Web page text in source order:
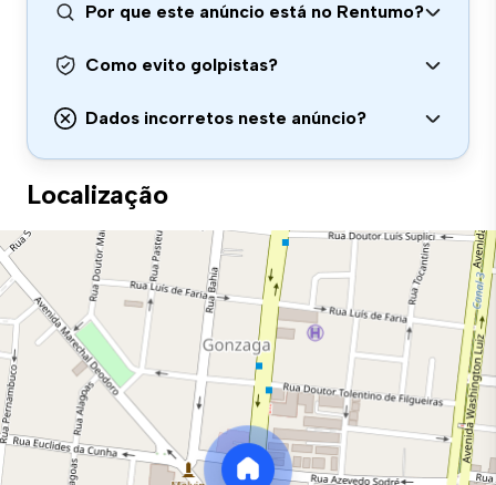
Por que este anúncio está no Rentumo?
Como evito golpistas?
Dados incorretos neste anúncio?
Localização